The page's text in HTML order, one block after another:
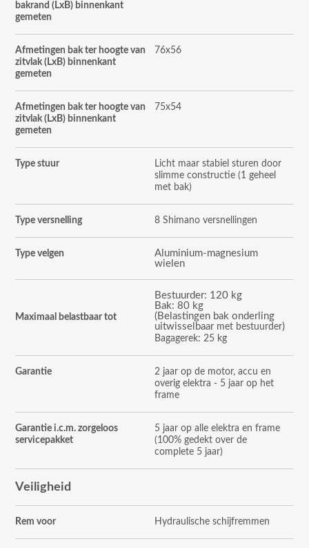
bakrand (LxB) binnenkant
gemeten
Afmetingen bak ter hoogte van
zitvlak (LxB) binnenkant
gemeten
76x56
Afmetingen bak ter hoogte van
zitvlak (LxB) binnenkant
gemeten
75x54
Type stuur
Licht maar stabiel sturen door
slimme constructie (1 geheel
met bak)
Type versnelling 8 Shimano versnellingen
Type velgen
Aluminium-magnesium
wielen
Maximaal belastbaar tot
Bestuurder: 120 kg
Bak: 80 kg
(Belastingen bak onderling
uitwisselbaar met bestuurder)
Bagagerek: 25 kg
Garantie
2 jaar op de motor, accu en
overig elektra - 5 jaar op het
frame
Garantie i.c.m. zorgeloos
servicepakket
5 jaar op alle elektra en frame
(100% gedekt over de
complete 5 jaar)
Veiligheid
Rem voor Hydraulische schijfremmen